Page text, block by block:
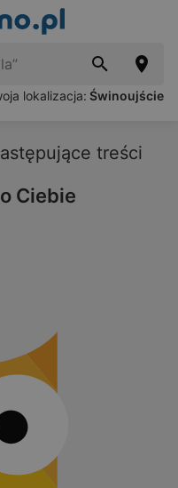
lokalizacja: Świnoujście
treści
Ciebie